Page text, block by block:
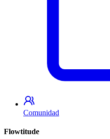
Comunidad
Flowtitude